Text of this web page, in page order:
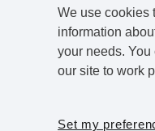
einem Jahr ein Gesetz
Ländern wird ein
für Asthma,
We use cookies
information
your needs. You
our site to work
Set my